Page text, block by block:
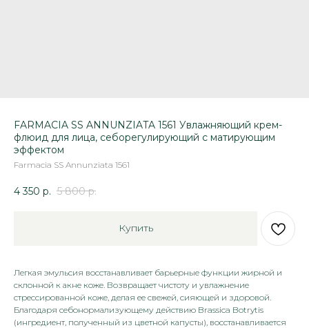
FARMACIA SS ANNUNZIATA 1561 Увлажняющий крем-
флюид для лица, себорегулирующий с матирующим
эффектом
Farmacia SS Annunziata 1561
4 350 р. 5 800 р.
Купить
Легкая эмульсия восстанавливает барьерные функции жирной и
склонной к акне коже. Возвращает чистоту и увлажнение
стрессированной коже, делая ее свежей, сияющей и здоровой.
Благодаря себонормализующему действию Brassica Botrytis
(ингредиент, полученный из цветной капусты), восстанавливается